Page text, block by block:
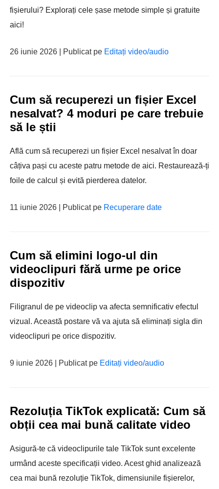
fișierului? Explorați cele șase metode simple și gratuite
aici!
26 iunie 2026 | Publicat pe Editați video/audio
Cum să recuperezi un fișier Excel
nesalvat? 4 moduri pe care trebuie
să le știi
Află cum să recuperezi un fișier Excel nesalvat în doar
câțiva pași cu aceste patru metode de aici. Restaurează-ți
foile de calcul și evită pierderea datelor.
11 iunie 2026 | Publicat pe Recuperare date
Cum să elimini logo-ul din
videoclipuri fără urme pe orice
dispozitiv
Filigranul de pe videoclip va afecta semnificativ efectul
vizual. Această postare vă va ajuta să eliminați sigla din
videoclipuri pe orice dispozitiv.
9 iunie 2026 | Publicat pe Editați video/audio
Rezoluția TikTok explicată: Cum să
obții cea mai bună calitate video
Asigură-te că videoclipurile tale TikTok sunt excelente
urmând aceste specificații video. Acest ghid analizează
cea mai bună rezoluție TikTok, dimensiunile fișierelor,